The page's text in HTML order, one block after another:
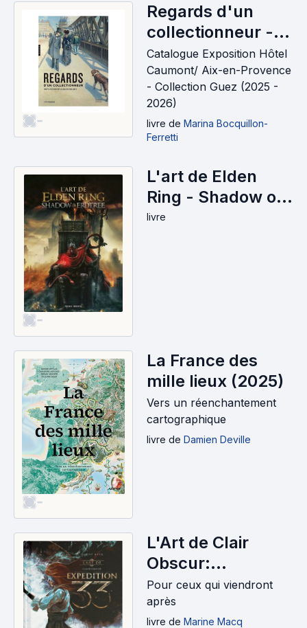
-
Regards d'un
collectionneur -
Chefs-d'oeuvre
de la collection
Ghez
Catalogue Exposition Hôtel
Caumont/ Aix-en-Provence
- Collection Guez (2025 -
2026)
livre de Marina Bocquillon-
Ferretti
-
L'art de Elden
Ring - Shadow of
the Erdtree
livre
-
La France des
mille lieux (2025)
Vers un réenchantement
cartographique
livre de Damien Deville
L'Art de Clair
Obscur:
Expedition 33
(2025)
Pour ceux qui viendront
après
livre de Marine Macq